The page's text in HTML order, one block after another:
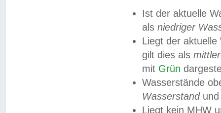
Ist der aktuelle
als niedriger
Liegt der
gilt dies als
mit Grün
Wasserstände
Wasserstandund
Liegt kein MHW